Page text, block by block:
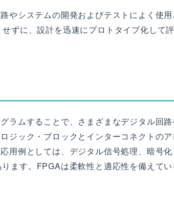
やシステムの開発およびテストによく使
ずに、設計を迅速にプロトタイプ化して
ラムすることで、さまざまなデジタル回
ジック・ブロックとインターコネクトの
用例としては、デジタル信号処理、暗号
ます。FPGAは柔軟性と適応性を備えて